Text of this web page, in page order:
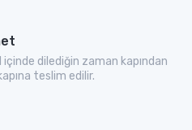
dilediğin zaman kapından
teslim edilir.